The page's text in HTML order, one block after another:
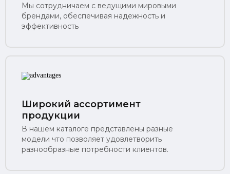
Мы сотрудничаем с ведущими мировыми
брендами, обеспечивая надежность и
эффективность
Широкий ассортимент
продукции
В нашем каталоге представлены разные
модели что позволяет удовлетворить
разнообразные потребности клиентов.